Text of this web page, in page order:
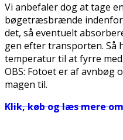
Vi anbefaler dog at tage
bøgetræsbrænde
det, så eventuelt
gen efter transporten.
temperatur til at fyrre med.
OBS: Fotoet er af avnbøg
magen til.
Klik, køb og læs mere